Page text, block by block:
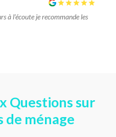
à l’écoute je recommande les
Questions sur
de ménage